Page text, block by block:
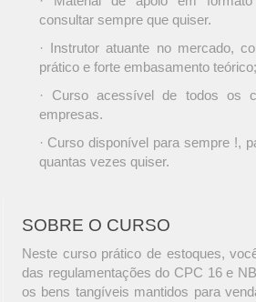
consultar sempre que quiser.
· Instrutor atuante no mercado,
prático e forte embasamento teórico;
· Curso acessível de todos os
empresas.
· Curso disponível para sempre !,
quantas vezes quiser.
SOBRE O CURSO
Neste curso prático de estoques,
das regulamentações do CPC 16 e
os bens tangíveis mantidos para